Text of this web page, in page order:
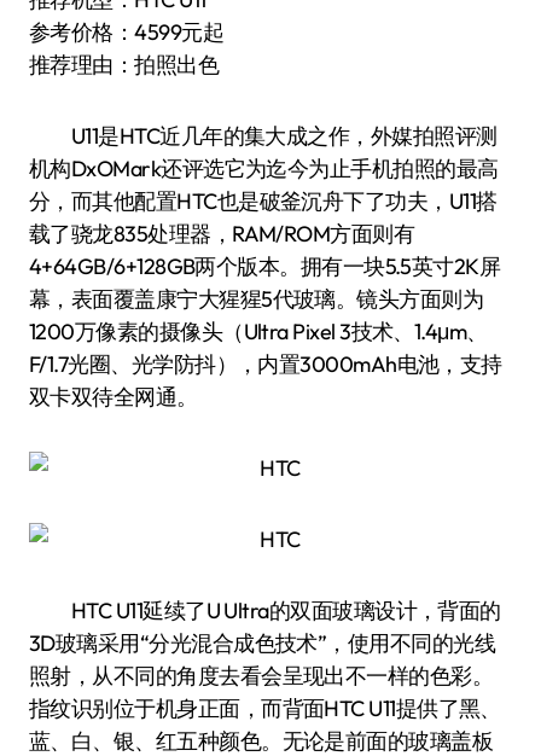
参考价格：4599元起
推荐理由：拍照出色
U11是HTC近几年的集大成之作，外媒拍照评测
机构DxOMark还评选它为迄今为止手机拍照的最高
分，而其他配置HTC也是破釜沉舟下了功夫，U11搭
载了骁龙835处理器，RAM/ROM方面则有
4+64GB/6+128GB两个版本。拥有一块5.5英寸2K屏
幕，表面覆盖康宁大猩猩5代玻璃。镜头方面则为
1200万像素的摄像头（Ultra Pixel 3技术、1.4μm、
F/1.7光圈、光学防抖），内置3000mAh电池，支持
双卡双待全网通。
HTC U11延续了U Ultra的双面玻璃设计，背面的
3D玻璃采用“分光混合成色技术”，使用不同的光线
照射，从不同的角度去看会呈现出不一样的色彩。
指纹识别位于机身正面，而背面HTC U11提供了黑、
蓝、白、银、红五种颜色。无论是前面的玻璃盖板